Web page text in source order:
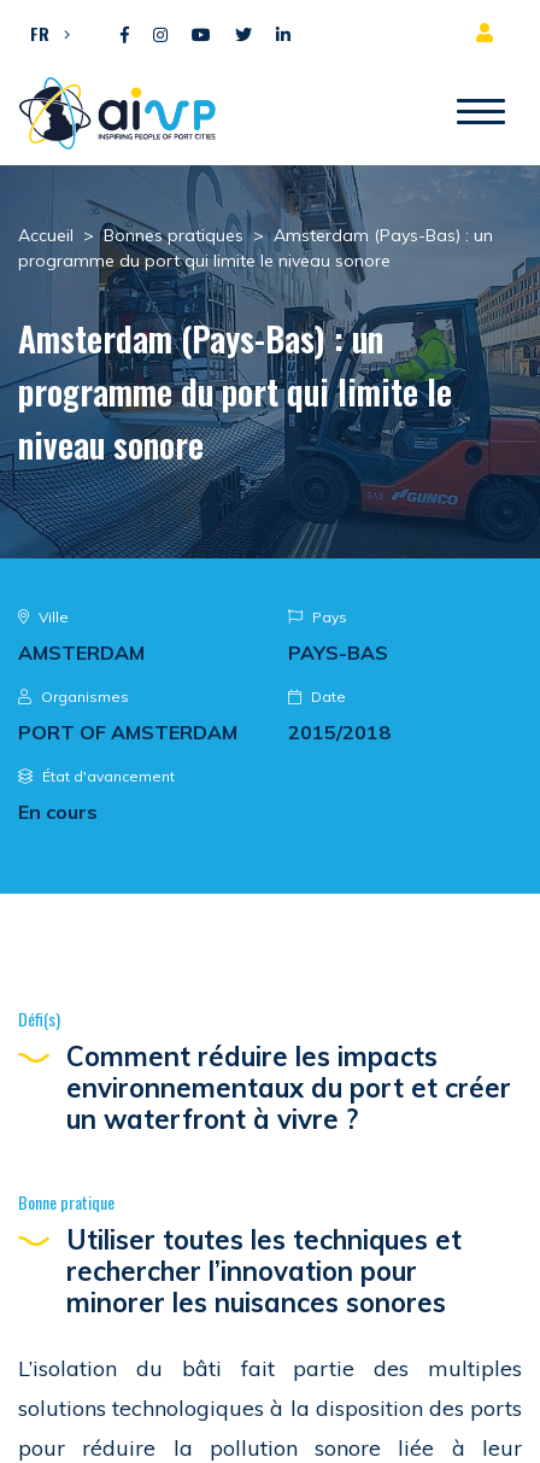
FR
Accueil > Bonnes pratiques > Amsterdam (Pays-Bas) : un
programme du port qui limite le niveau sonore
Amsterdam (Pays-Bas) : un
programme du port qui limite le
niveau sonore
Ville
AMSTERDAM
Pays
PAYS-BAS
Organismes
PORT OF AMSTERDAM
Date
2015/2018
État d'avancement
En cours
Défi(s)
Comment réduire les impacts
environnementaux du port et créer
un waterfront à vivre ?
Bonne pratique
Utiliser toutes les techniques et
rechercher l’innovation pour
minorer les nuisances sonores
L’isolation du bâti fait partie des multiples
solutions technologiques à la disposition des ports
pour réduire la pollution sonore liée à leur